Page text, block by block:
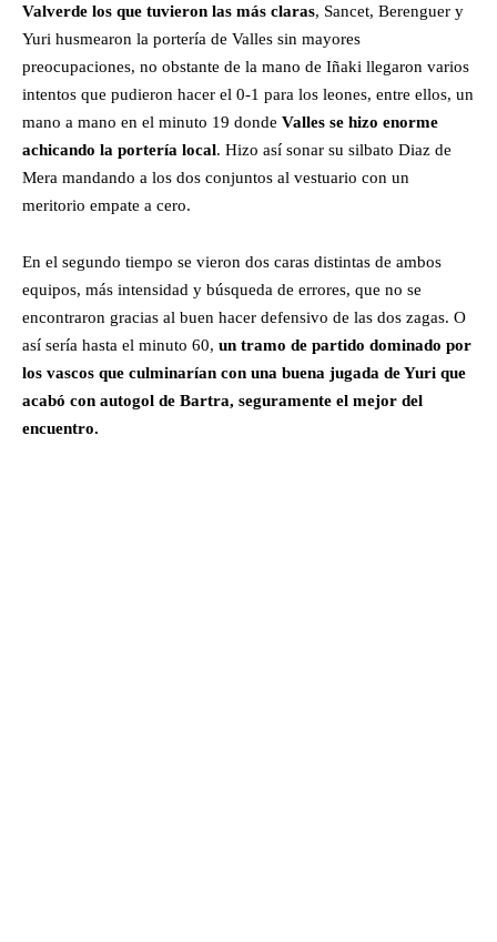
Valverde los que tuvieron las más claras, Sancet, Berenguer y
Yuri husmearon la portería de Valles sin mayores
preocupaciones, no obstante de la mano de Iñaki llegaron varios
intentos que pudieron hacer el 0-1 para los leones, entre ellos, un
mano a mano en el minuto 19 donde Valles se hizo enorme
achicando la portería local. Hizo así sonar su silbato Diaz de
Mera mandando a los dos conjuntos al vestuario con un
meritorio empate a cero.
En el segundo tiempo se vieron dos caras distintas de ambos
equipos, más intensidad y búsqueda de errores, que no se
encontraron gracias al buen hacer defensivo de las dos zagas. O
así sería hasta el minuto 60, un tramo de partido dominado por
los vascos que culminarían con una buena jugada de Yuri que
acabó con autogol de Bartra, seguramente el mejor del
encuentro.